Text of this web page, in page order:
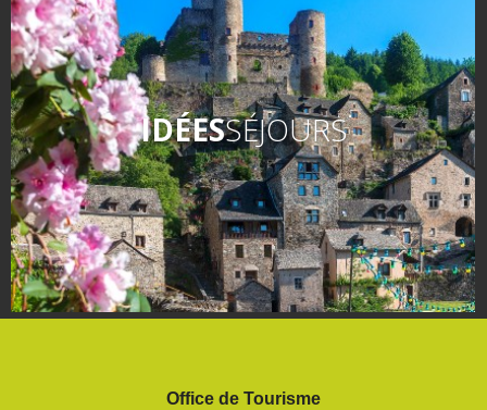
IDÉESSÉJOURS
Office de Tourisme